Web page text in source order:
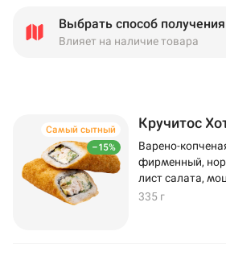
Выбрать способ получения
Влияет на наличие товара
–15%
Самый сытный Кручитос
Варено-
фирменный,
лист салата,
335 г